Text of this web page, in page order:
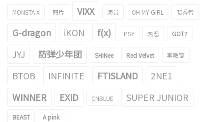
MONSTA X 图片 VIXX 演员 OH MY GIRL 裴秀智
G-dragon iKON f(x) PSY 热恋 GOT7
JYJ 防弹少年团 SHINee Red Velvet 李敏镐
BTOB INFINITE FTISLAND
2NE1
WINNER
EXID CNBLUE SUPER JUNIOR
BEAST A pink